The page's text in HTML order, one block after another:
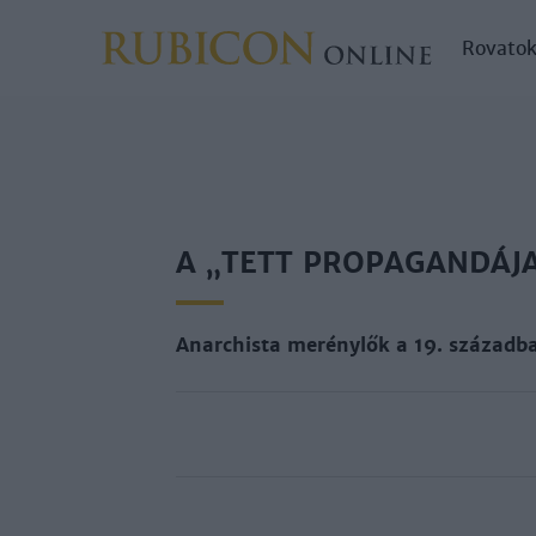
Rovatok
A „TETT
Anarchista merénylők a 19.